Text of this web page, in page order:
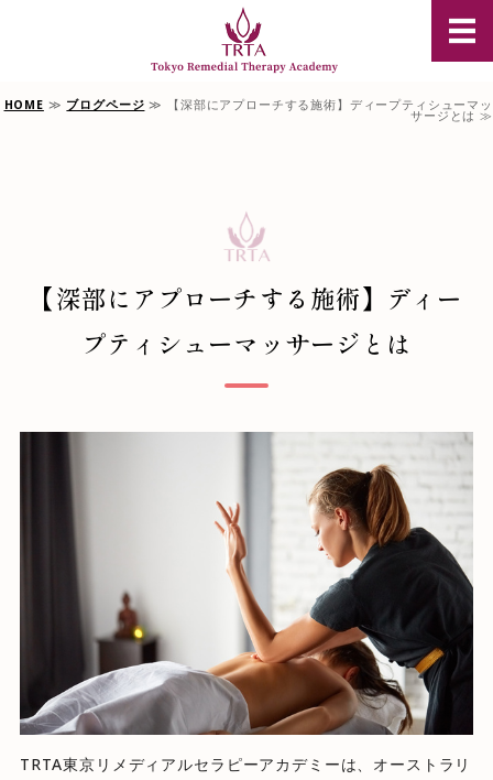
豪州オイ
TRTAについて
HOME ≫ ブログページ ≫ 【深部にアプローチする施術】ディープティシューマッ
サージとは ≫
【深部にアプローチする施術】ディー
プティシューマッサージとは
TRTA東京リメディアルセラピーアカデミーは、オーストラリ